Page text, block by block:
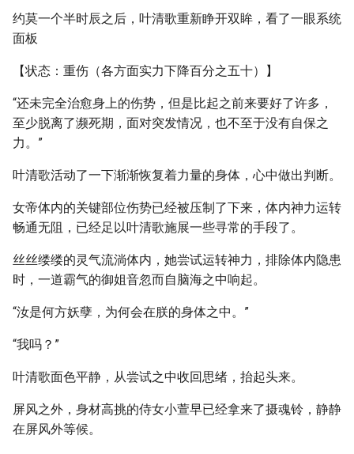
约莫一个半时辰之后，叶清歌重新睁开双眸，看了一眼系统
面板
【状态：重伤（各方面实力下降百分之五十）】
“还未完全治愈身上的伤势，但是比起之前来要好了许多，
至少脱离了濒死期，面对突发情况，也不至于没有自保之
力。”
叶清歌活动了一下渐渐恢复着力量的身体，心中做出判断。
女帝体内的关键部位伤势已经被压制了下来，体内神力运转
畅通无阻，已经足以叶清歌施展一些寻常的手段了。
丝丝缕缕的灵气流淌体内，她尝试运转神力，排除体内隐患
时，一道霸气的御姐音忽而自脑海之中响起。
“汝是何方妖孽，为何会在朕的身体之中。”
“我吗？”
叶清歌面色平静，从尝试之中收回思绪，抬起头来。
屏风之外，身材高挑的侍女小萱早已经拿来了摄魂铃，静静
在屏风外等候。